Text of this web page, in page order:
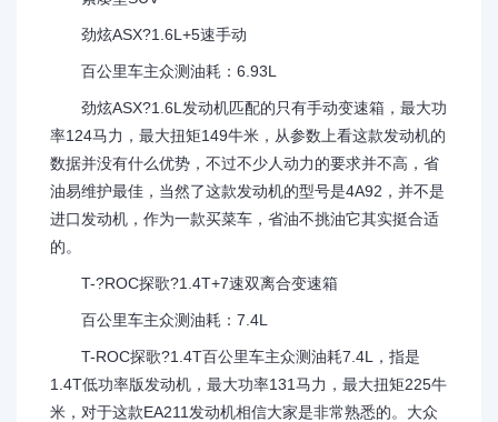
劲炫ASX?1.6L+5速手动
百公里车主众测油耗：6.93L
劲炫ASX?1.6L发动机匹配的只有手动变速箱，最大功
率124马力，最大扭矩149牛米，从参数上看这款发动机的
数据并没有什么优势，不过不少人动力的要求并不高，省
油易维护最佳，当然了这款发动机的型号是4A92，并不是
进口发动机，作为一款买菜车，省油不挑油它其实挺合适
的。
T-?ROC探歌?1.4T+7速双离合变速箱
百公里车主众测油耗：7.4L
T-ROC探歌?1.4T百公里车主众测油耗7.4L，指是
1.4T低功率版发动机，最大功率131马力，最大扭矩225牛
米，对于这款EA211发动机相信大家是非常熟悉的。大众